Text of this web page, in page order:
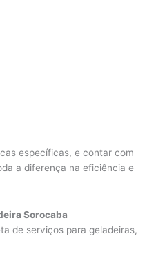
específicas, e contar com
a diferença na eficiência e
Sorocaba
de serviços para geladeiras,